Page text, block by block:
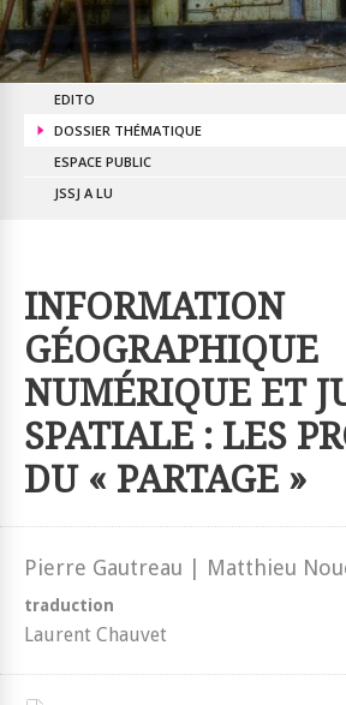
EDITO
DOSSIER THÉMATIQUE
ESPACE PUBLIC
JSSJ A LU
INFORMATION
GÉOGRAPHIQUE
NUMÉRIQUE ET
SPATIALE : LES
DU « PARTAGE »
Pierre Gautreau | Matthieu
traduction
Laurent Chauvet